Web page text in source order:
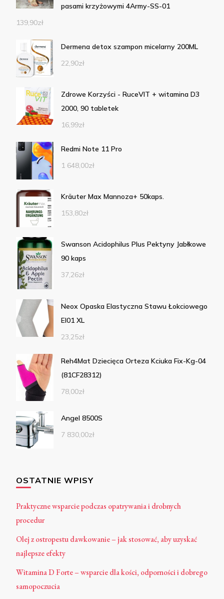
pasami krzyżowymi 4Army-SS-01
139,90zł
Dermena detox szampon micelarny 200ML
22,90zł
Zdrowe Korzyści - RuceVIT + witamina D3
2000, 90 tabletek
16,99zł
Redmi Note 11 Pro
1 648,00zł
Kräuter Max Mannoza+ 50kaps.
153,80zł
Swanson Acidophilus Plus Pektyny Jabłkowe
90 kaps
37,26zł
Neox Opaska Elastyczna Stawu Łokciowego
El01 XL
23,25zł
Reh4Mat Dziecięca Orteza Kciuka Fix-Kg-04
(81CF28312)
78,00zł
Angel 8500S
7 830,00zł
OSTATNIE WPISY
Praktyczne wsparcie podczas opatrywania i drobnych
procedur
Olej z ostropestu dawkowanie – jak stosować, aby uzyskać
najlepsze efekty
Witamina D Forte – wsparcie dla kości, odporności i dobrego
samopoczucia